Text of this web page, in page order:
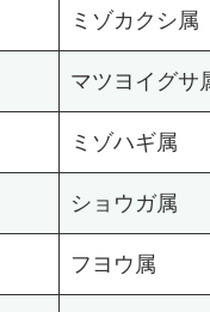
ミゾカクシ属
マツヨイグサ
ミゾハギ属
ショウガ属
フヨウ属